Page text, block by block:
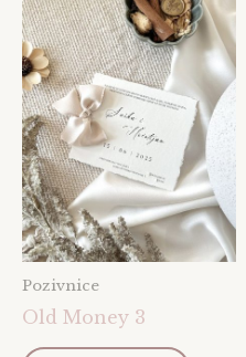
Pozivnice
Old Money 3